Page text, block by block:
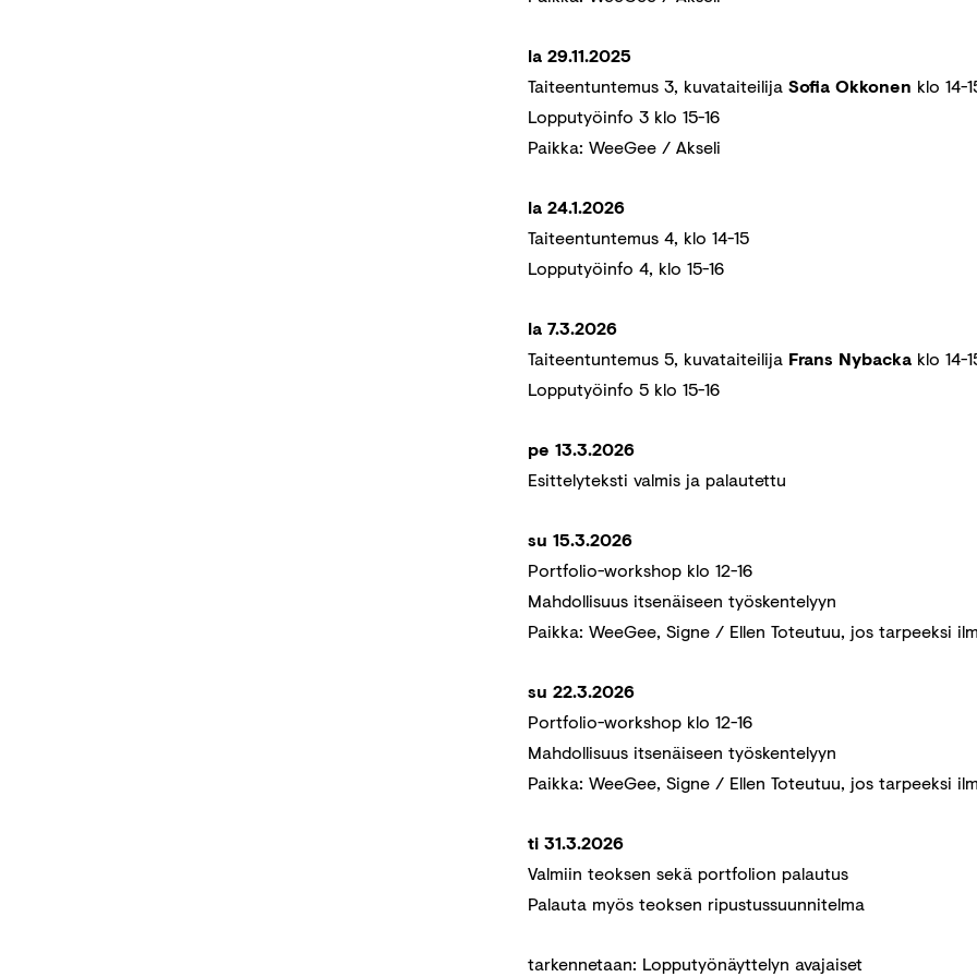
la 29.11.2025
Taiteentuntemus 3, kuvataiteilija Sofia Okkonen klo 14-
Lopputyöinfo 3 klo 15-16
Paikka: WeeGee / Akseli
la 24.1.2026
Taiteentuntemus 4, klo 14-15
Lopputyöinfo 4, klo 15-16
la 7.3.2026
Taiteentuntemus 5, kuvataiteilija Frans Nybacka klo 14-
Lopputyöinfo 5 klo 15-16
pe 13.3.2026
Esittelyteksti valmis ja palautettu
su 15.3.2026
Portfolio-workshop klo 12-16
Mahdollisuus itsenäiseen työskentelyyn
Paikka: WeeGee, Signe / Ellen Toteutuu, jos tarpeeksi
su 22.3.2026
Portfolio-workshop klo 12-16
Mahdollisuus itsenäiseen työskentelyyn
Paikka: WeeGee, Signe / Ellen Toteutuu, jos tarpeeksi
ti 31.3.2026
Valmiin teoksen sekä portfolion palautus
Palauta myös teoksen ripustussuunnitelma
tarkennetaan: Lopputyönäyttelyn avajaiset